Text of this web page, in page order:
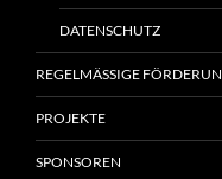
DATENSCHUTZ
REGELMÄSSIGE FÖRDERUNG
PROJEKTE
SPONSOREN